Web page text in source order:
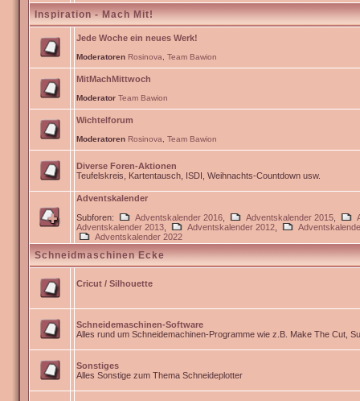
Inspiration - Mach Mit!
Jede Woche ein neues Werk!
Moderatoren Rosinova Team Bawion
MitMachMittwoch
Moderator Team Bawion
Wichtelforum
Moderatoren Rosinova Team Bawion
Diverse Foren-Aktionen
Teufelskreis, Kartentausch, ISDI, Weihnachts-Countdown usw.
Adventskalender
Subforen:
Adventskalender 2016 Adventskalender 2015
Adventskalender 2013
Adventskalender 2012
Adventskalender 2022
Schneidmaschinen Ecke
Cricut / Silhouette
Schneidemaschinen-Software
Alles rund um Schneidemachinen-Programme wie z.B. Make The Cut,
Sonstiges
Alles Sonstige zum Thema Schneideplotter